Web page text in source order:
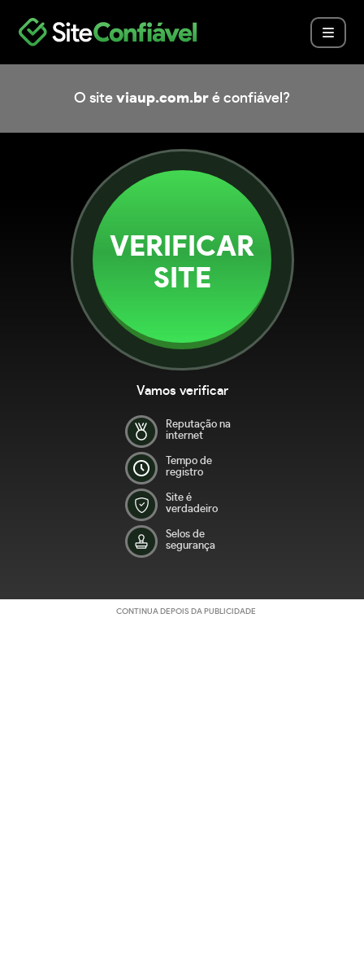
O site viaup.com.br é confiável?
VERIFICAR
SITE
Vamos verificar
Reputação na
internet
Tempo de
registro
Site é
verdadeiro
Selos de
segurança
CONTINUA DEPOIS DA PUBLICIDADE